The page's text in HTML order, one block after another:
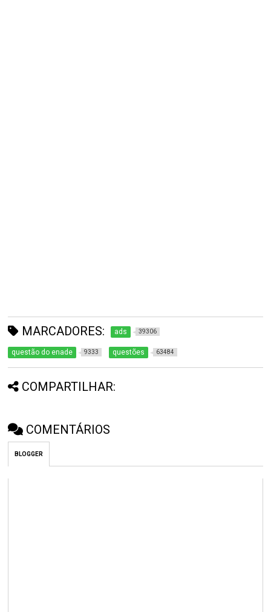
MARCADORES: ads 39306
questão do enade 9333 questões 63484
COMPARTILHAR:
COMENTÁRIOS
BLOGGER